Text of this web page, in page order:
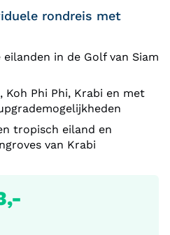
rondreis met
in de Golf van Siam
Koh Phi Phi, Krabi en met
tropisch eiland en
van Krabi